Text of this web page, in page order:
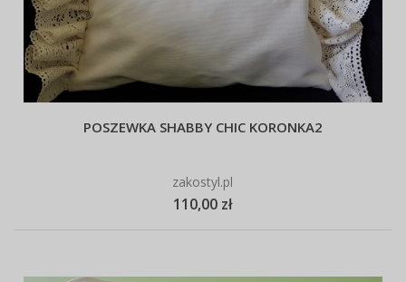
POSZEWKA SHABBY CHIC KORONKA2
zakostyl.pl
110,00 zł